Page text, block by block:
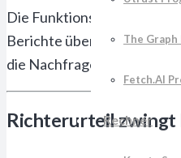
The Graph
Fetch.AI
Rechner
Die Funktionsweise des
Berichte über angebliche
die Nachfrage nach
Richterurteil zwingt